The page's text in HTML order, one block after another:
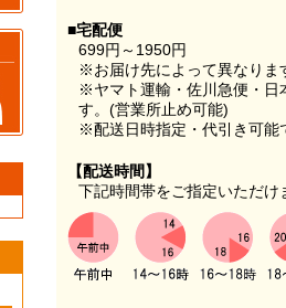
■宅配便
699円～1950円
※お届け先によって異なりま
※ヤマト運輸・佐川急便・日
す。(営業所止め可能)
※配送日時指定・代引き可能
【配送時間】
下記時間帯をご指定いただけ